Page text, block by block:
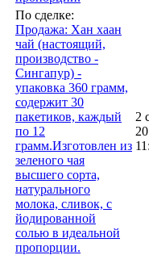
По сделке:
Продажа: Хан хаан
чай (настоящий,
производство -
Сингапур) -
упаковка 360 грамм,
содержит 30
пакетиков, каждый
по 12
грамм.Изготовлен из
зеленого чая
высшего сорта,
натурального
молока, сливок, с
йодированной
солью в идеальной
пропорции.
2